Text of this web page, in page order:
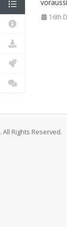
16th
All Rights Reserved.